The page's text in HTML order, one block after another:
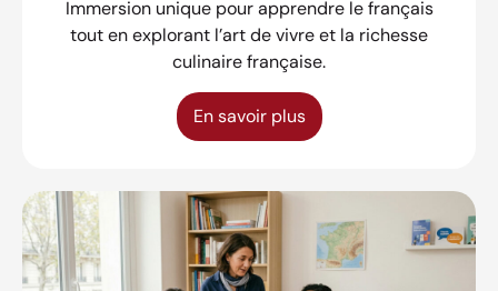
Immersion unique pour apprendre le français
tout en explorant l’art de vivre et la richesse
culinaire française.
En savoir plus